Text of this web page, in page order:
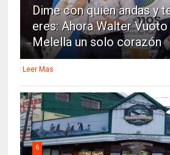
Dime con quien andas y
eres: Ahora Walter Vuoto
Melella un solo corazón
Leer Mas
6